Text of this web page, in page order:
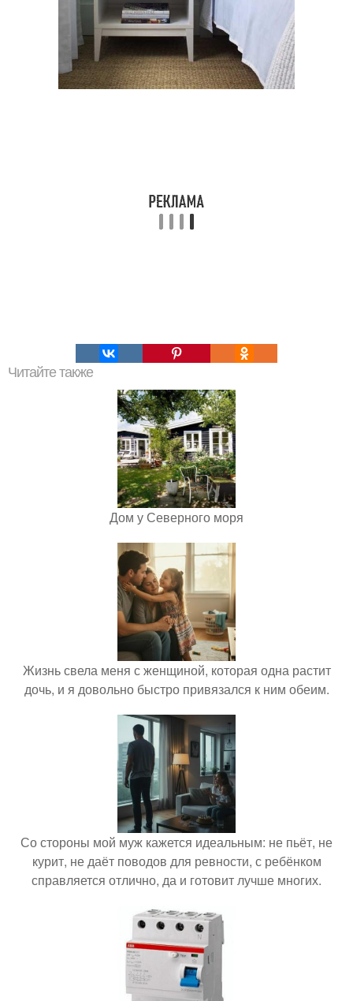
Читайте также
Дом у Северного моря
Жизнь свела меня с женщиной, которая одна растит
дочь, и я довольно быстро привязался к ним обеим.
Со стороны мой муж кажется идеальным: не пьёт, не
курит, не даёт поводов для ревности, с ребёнком
справляется отлично, да и готовит лучше многих.